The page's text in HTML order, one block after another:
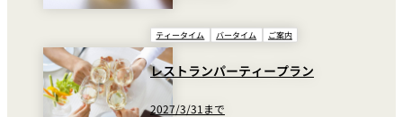
ティータイム バータイム ご案内
レストランパーティープラン
2027/3/31まで